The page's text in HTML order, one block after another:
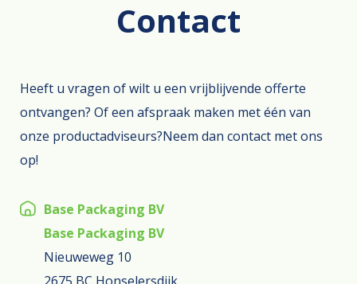
Contact
Heeft u vragen of wilt u een vrijblijvende offerte
ontvangen? Of een afspraak maken met één van
onze productadviseurs?Neem dan contact met ons
op!
Base Packaging BV
Base Packaging BV
Nieuweweg 10